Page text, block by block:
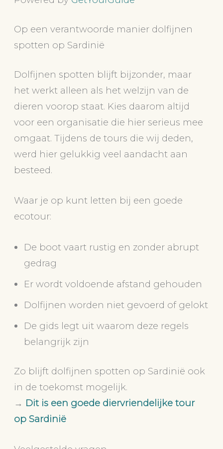
Op een verantwoorde manier dolfijnen
spotten op Sardinië
Dolfijnen spotten blijft bijzonder, maar
het werkt alleen als het welzijn van de
dieren voorop staat. Kies daarom altijd
voor een organisatie die hier serieus mee
omgaat. Tijdens de tours die wij deden,
werd hier gelukkig veel aandacht aan
besteed.
Waar je op kunt letten bij een goede
ecotour:
De boot vaart rustig en zonder abrupt
gedrag
Er wordt voldoende afstand gehouden
Dolfijnen worden niet gevoerd of gelokt
De gids legt uit waarom deze regels
belangrijk zijn
Zo blijft dolfijnen spotten op Sardinië ook
in de toekomst mogelijk.
→ Dit is een goede diervriendelijke tour
op Sardinië